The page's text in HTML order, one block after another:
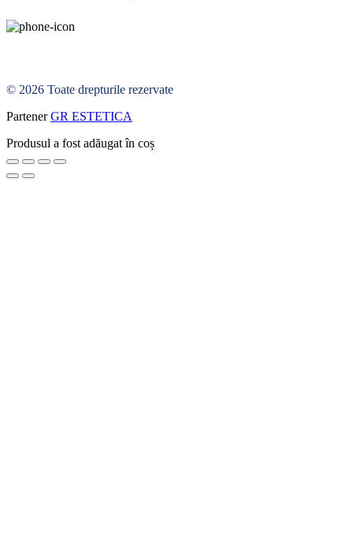
© 2026 Toate drepturile rezervate
PartenerGR ESTETICA
Produsul a fost adăugat în coș